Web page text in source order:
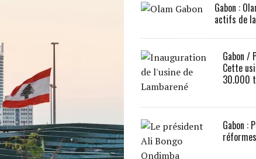
Gabon :
actifs de la
Gabon /
Cette
30.000
Gabon :